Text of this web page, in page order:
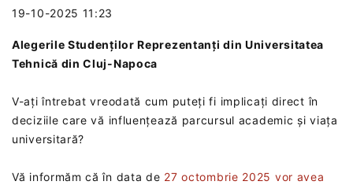
19-10-2025 11:23
Alegerile Studenților Reprezentanți din Universitatea
Tehnică din Cluj-Napoca
V-ați întrebat vreodată cum puteți fi implicați direct în
deciziile care vă influențează parcursul academic și viața
universitară?
Vă informăm că în data de 27 octombrie 2025 vor avea